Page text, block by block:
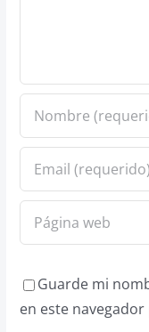
Guarde mi
en este